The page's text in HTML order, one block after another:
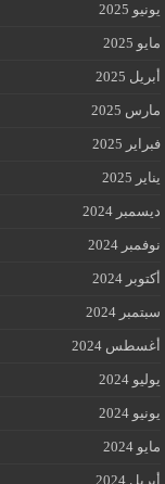
يونيو 2025
مايو 2025
أبريل 2025
مارس 2025
فبراير 2025
يناير 2025
ديسمبر 2024
نوفمبر 2024
أكتوبر 2024
سبتمبر 2024
أغسطس 2024
يوليو 2024
يونيو 2024
مايو 2024
أبريل 2024